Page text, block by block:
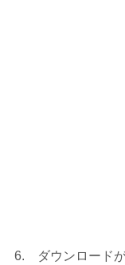
6.　ダウンロード